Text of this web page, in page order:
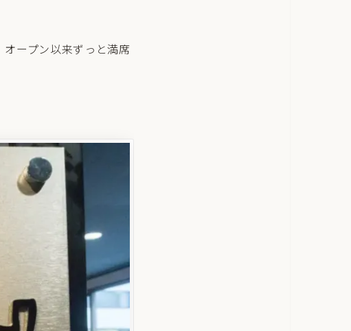
ープン以来ずっと満席